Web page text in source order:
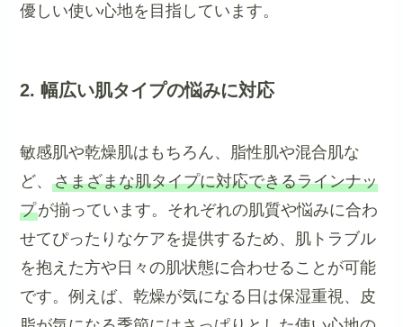
優しい使い心地を目指しています。
2. 幅広い肌タイプの悩みに対応
敏感肌や乾燥肌はもちろん、脂性肌や混合肌な
ど、さまざまな肌タイプに対応できるラインナッ
プが揃っています。それぞれの肌質や悩みに合わ
せてぴったりなケアを提供するため、肌トラブル
を抱えた方や日々の肌状態に合わせることが可能
です。例えば、乾燥が気になる日は保湿重視、皮